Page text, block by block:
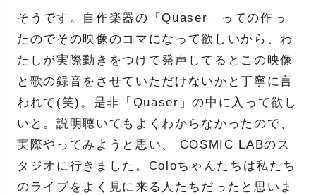
そうです。自作楽器の「Quaser」っての作っ
たのでその映像のコマになって欲しいから、わ
たしが実際動きをつけて発声してるとこの映像
と歌の録音をさせていただけないかと丁寧に言
われて(笑)。是非「Quaser」の中に入って欲し
いと。説明聴いてもよくわからなかったので、
実際やってみようと思い、 COSMIC LABのス
タジオに行きました。Coloちゃんたちは私たち
のライブをよく見に来る人たちだったと思いま